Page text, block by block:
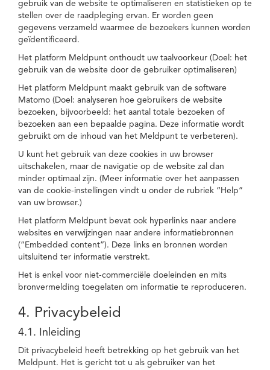
gebruik van de website te optimaliseren en statistieken op te
stellen over de raadpleging ervan. Er worden geen
gegevens verzameld waarmee de bezoekers kunnen worden
geïdentificeerd.
Het platform Meldpunt onthoudt uw taalvoorkeur (Doel: het
gebruik van de website door de gebruiker optimaliseren)
Het platform Meldpunt maakt gebruik van de software
Matomo (Doel: analyseren hoe gebruikers de website
bezoeken, bijvoorbeeld: het aantal totale bezoeken of
bezoeken aan een bepaalde pagina. Deze informatie wordt
gebruikt om de inhoud van het Meldpunt te verbeteren).
U kunt het gebruik van deze cookies in uw browser
uitschakelen, maar de navigatie op de website zal dan
minder optimaal zijn. (Meer informatie over het aanpassen
van de cookie-instellingen vindt u onder de rubriek “Help”
van uw browser.)
Het platform Meldpunt bevat ook hyperlinks naar andere
websites en verwijzingen naar andere informatiebronnen
(“Embedded content”). Deze links en bronnen worden
uitsluitend ter informatie verstrekt.
Het is enkel voor niet-commerciële doeleinden en mits
bronvermelding toegelaten om informatie te reproduceren.
4. Privacybeleid
4.1. Inleiding
Dit privacybeleid heeft betrekking op het gebruik van het
Meldpunt. Het is gericht tot u als gebruiker van het